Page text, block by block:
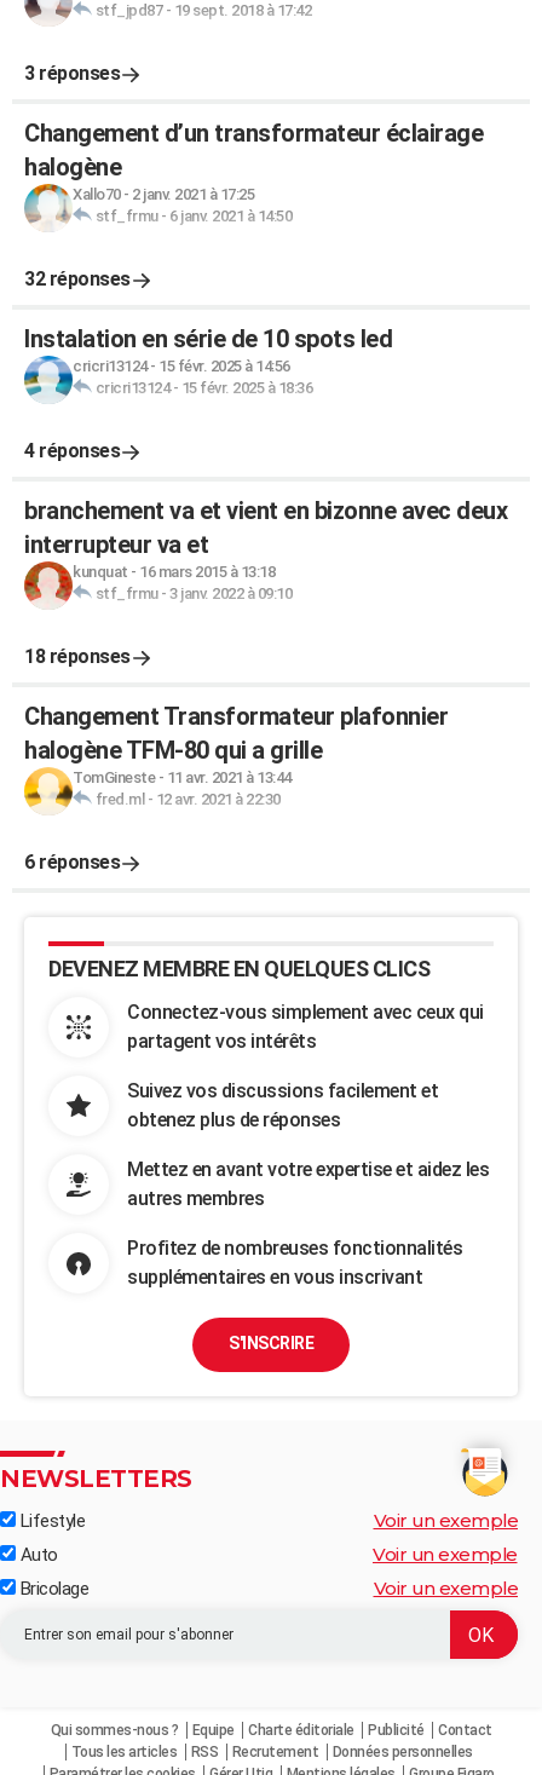
stf_jpd87- 19 sept. 2018 à 17:42
3 réponses
Changement d’un transformateur éclairage
halogène
Xallo70- 2 janv. 2021 à 17:25
stf_frmu- 6 janv. 2021 à 14:50
32 réponses
Instalation en série de 10 spots led
cricri13124- 15 févr. 2025 à 14:56
cricri13124- 15 févr. 2025 à 18:36
4 réponses
branchement va et vient en bizonne avec deux
interrupteur va et
kunquat - 16 mars 2015 à 13:18
stf_frmu- 3 janv. 2022 à 09:10
18 réponses
Changement Transformateur plafonnier
halogène TFM-80 qui a grille
TomGineste- 11 avr. 2021 à 13:44
fred.ml - 12 avr. 2021 à 22:30
6 réponses
DEVENEZ MEMBRE EN QUELQUES CLICS
Connectez-vous simplement avec ceux qui
partagent vos intérêts
Suivez vos discussions facilement et
obtenez plus de réponses
Mettez en avant votre expertise et aidez les
autres membres
Profitez de nombreuses fonctionnalités
supplémentaires en vous inscrivant
S'INSCRIRE
NEWSLETTERS
Lifestyle Voir un exemple
Auto Voir un exemple
Bricolage Voir un exemple
Qui sommes-nous ? Equipe Charte éditoriale Publicité
Contact
Tous les articles
RSS Recrutement
Données personnelles